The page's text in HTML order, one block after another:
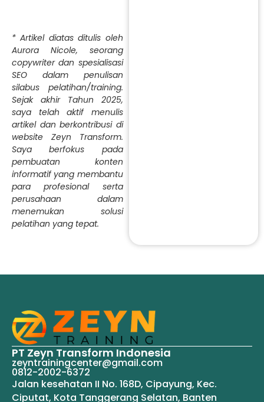
* Artikel diatas ditulis oleh
Aurora Nicole, seorang
copywriter dan spesialisasi
SEO dalam penulisan
silabus pelatihan/training.
Sejak akhir Tahun 2025,
saya telah aktif menulis
artikel dan berkontribusi di
website Zeyn Transform.
Saya berfokus pada
pembuatan konten
informatif yang membantu
para profesional serta
perusahaan dalam
menemukan solusi
pelatihan yang tepat.
PT Zeyn Transform Indonesia
zeyntrainingcenter@gmail.com
0812-2002-6372
Jalan kesehatan II No. 168D, Cipayung, Kec.
Ciputat, Kota Tanggerang Selatan, Banten